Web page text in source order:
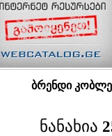
ბრენდი
ნანახია